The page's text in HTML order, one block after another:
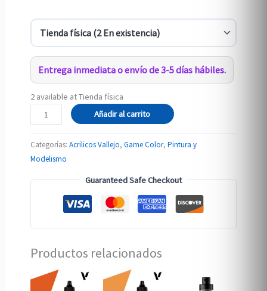
Entrega inmediata o envío de 3-5 días hábiles.
2 available at Tienda física
72.048
GRIS
SOMBRA
cantidad
Añadir al carrito
Categorías:Acrilicos Vallejo,Game Color,Pintura y
Modelismo
Guaranteed Safe Checkout
Productos relacionados